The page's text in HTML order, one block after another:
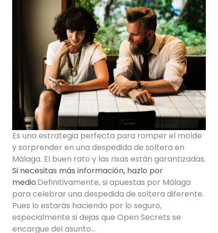
Es una estrategia perfecta para romper el molde
y sorprender en una despedida de soltera en
Málaga. El buen rato y las risas están garantizadas.
Si necesitas más información, hazlo por
medio.Definitivamente, si apuestas por Málaga
para celebrar una despedida de soltera diferente.
Pues lo estarás haciendo por lo seguro,
especialmente si dejas que Open Secrets se
encargue del asunto…